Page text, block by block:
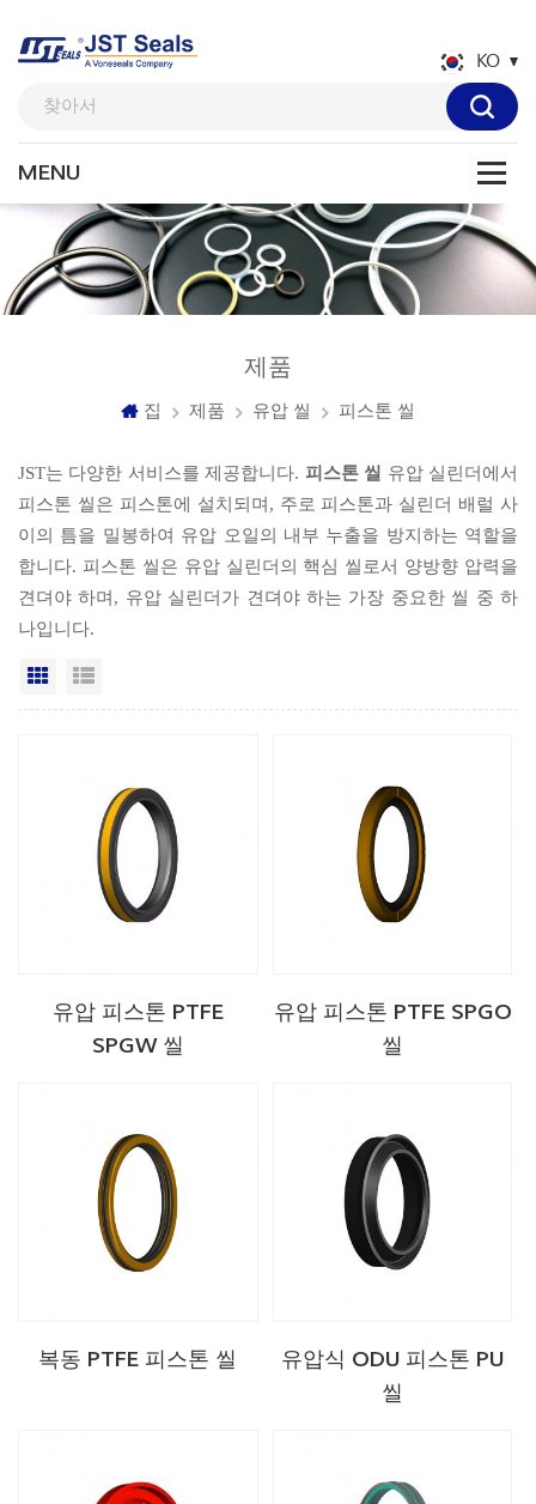
KO
제품
집 제품 유압 씰 피스톤 씰
JST는 다양한 서비스를 제공합니다. 피스톤 씰 유압 실린더에서
피스톤 씰은 피스톤에 설치되며, 주로 피스톤과 실린더 배럴 사
이의 틈을 밀봉하여 유압 오일의 내부 누출을 방지하는 역할을
합니다. 피스톤 씰은 유압 실린더의 핵심 씰로서 양방향 압력을
견뎌야 하며, 유압 실린더가 견뎌야 하는 가장 중요한 씰 중 하
나입니다.
격자보기
유압 피스톤 PTFE
SPGW 씰
유압 피스톤 PTFE SPGO
씰
복동 PTFE 피스톤 씰
유압식 ODU 피스톤 PU
씰